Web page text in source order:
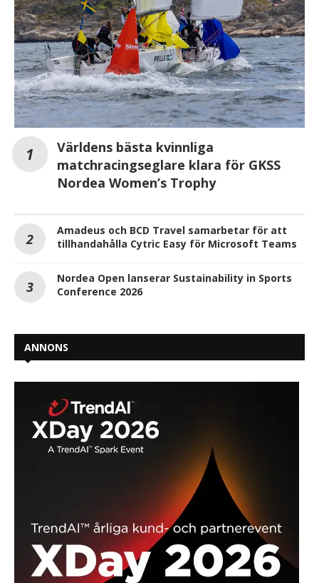
Världens bästa kvinnliga
matchracingseglare klara för GKSS
Nordea Women’s Trophy
Amadeus och BCD Travel samarbetar för att
tillhandahålla Cytric Easy för Microsoft Teams
Nordea Open lanserar Sustainability in Sports
Conference 2026
ANNONS